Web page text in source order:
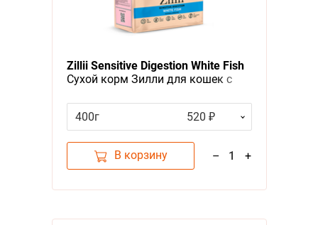
Zillii Sensitive Digestion White Fish
Сухой корм Зилли для кошек с
Белая рыба
400г 520 ₽
В корзину – 1 +